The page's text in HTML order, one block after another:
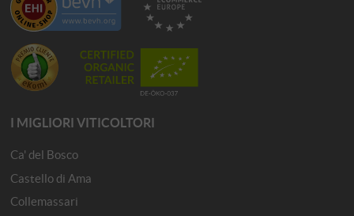
I MIGLIORI VITICOLTORI
Ca' del Bosco
Castello di Ama
Collemassari